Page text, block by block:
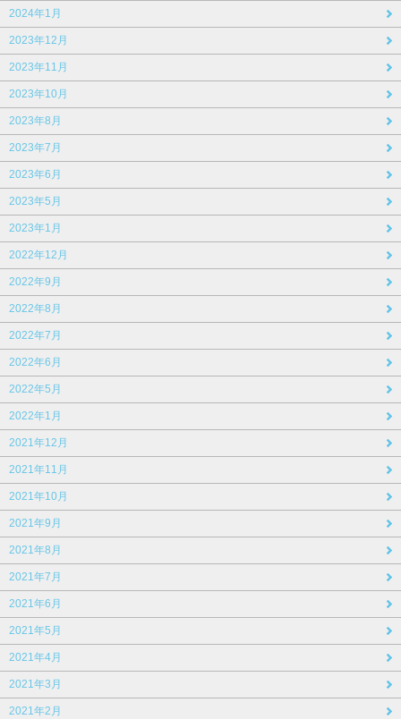
2024年1月
2023年12月
2023年11月
2023年10月
2023年8月
2023年7月
2023年6月
2023年5月
2023年1月
2022年12月
2022年9月
2022年8月
2022年7月
2022年6月
2022年5月
2022年1月
2021年12月
2021年11月
2021年10月
2021年9月
2021年8月
2021年7月
2021年6月
2021年5月
2021年4月
2021年3月
2021年2月